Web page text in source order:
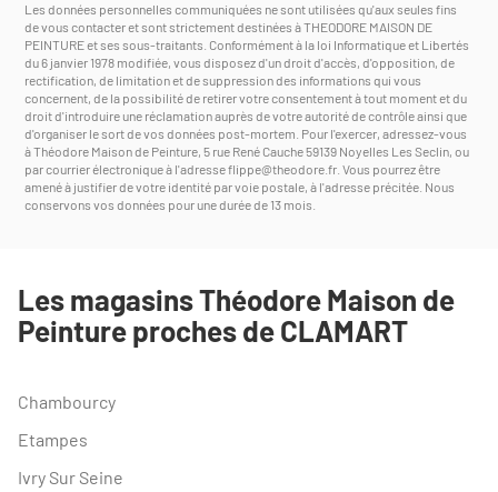
Les données personnelles communiquées ne sont utilisées qu'aux seules fins
de vous contacter et sont strictement destinées à THEODORE MAISON DE
PEINTURE et ses sous-traitants. Conformément à la loi Informatique et Libertés
du 6 janvier 1978 modifiée, vous disposez d'un droit d'accès, d'opposition, de
rectification, de limitation et de suppression des informations qui vous
concernent, de la possibilité de retirer votre consentement à tout moment et du
droit d'introduire une réclamation auprès de votre autorité de contrôle ainsi que
d'organiser le sort de vos données post-mortem. Pour l'exercer, adressez-vous
à Théodore Maison de Peinture, 5 rue René Cauche 59139 Noyelles Les Seclin, ou
par courrier électronique à l'adresseflippe@theodore.fr . Vous pourrez être
amené à justifier de votre identité par voie postale, à l'adresse précitée. Nous
conservons vos données pour une durée de 13 mois.
Les magasins Théodore Maison de
Peinture proches de CLAMART
Chambourcy
Etampes
Ivry Sur Seine